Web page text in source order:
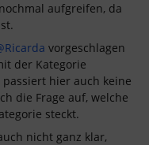
aufgreifen, da
vorgeschlagen
der Kategorie
hier auch keine
die Frage auf, welche
steckt.
nicht ganz klar,